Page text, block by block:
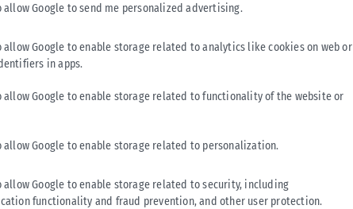
allow Google to send me personalized advertising.
allow Google to enable storage related to analytics like cookies on web or
in apps.
allow Google to enable storage related to functionality of the website or
allow Google to enable storage related to personalization.
allow Google to enable storage related to security, including
functionality and fraud prevention, and other user protection.
γύρω από το Ιράν, με τις δύο πλευρές να εμφανίζονται
αλλάξει τα δεδομένα στη Μέση Ανατολή.
νοκ άουτ και υποταγές δίπλα στο κλουβί του
ισορροπίες, ενεργειακή ασφάλεια και διεθνείς
Άλλοι απλώς μια ακόμη ημέρα στην πιο απρόβλεπτη